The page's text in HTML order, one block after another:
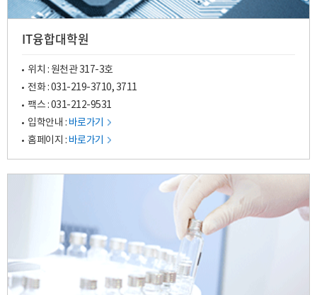
IT융합대학원
위치 : 원천관 317-3호
전화 :031-219-3710,3711
팩스 : 031-212-9531
입학안내 : 바로가기
홈페이지 : 바로가기